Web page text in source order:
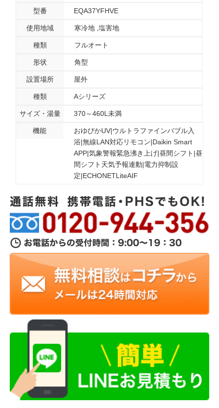
型番 EQA37YFHVE
使用地域 寒冷地 塩害地
種類 フルオート
形状 角型
設置場所 屋外
種類 Aシリーズ
サイズ・湯量 370～460L未満
機能
おゆぴかUV|ウルトラファインバブル入
浴|無線LAN対応リモコン|Daikin Smart
APP|気象警報緊急沸き上げ|昼間シフト|昼
間シフト天気予報連動|電力抑制設
定|ECHONETLiteAIF